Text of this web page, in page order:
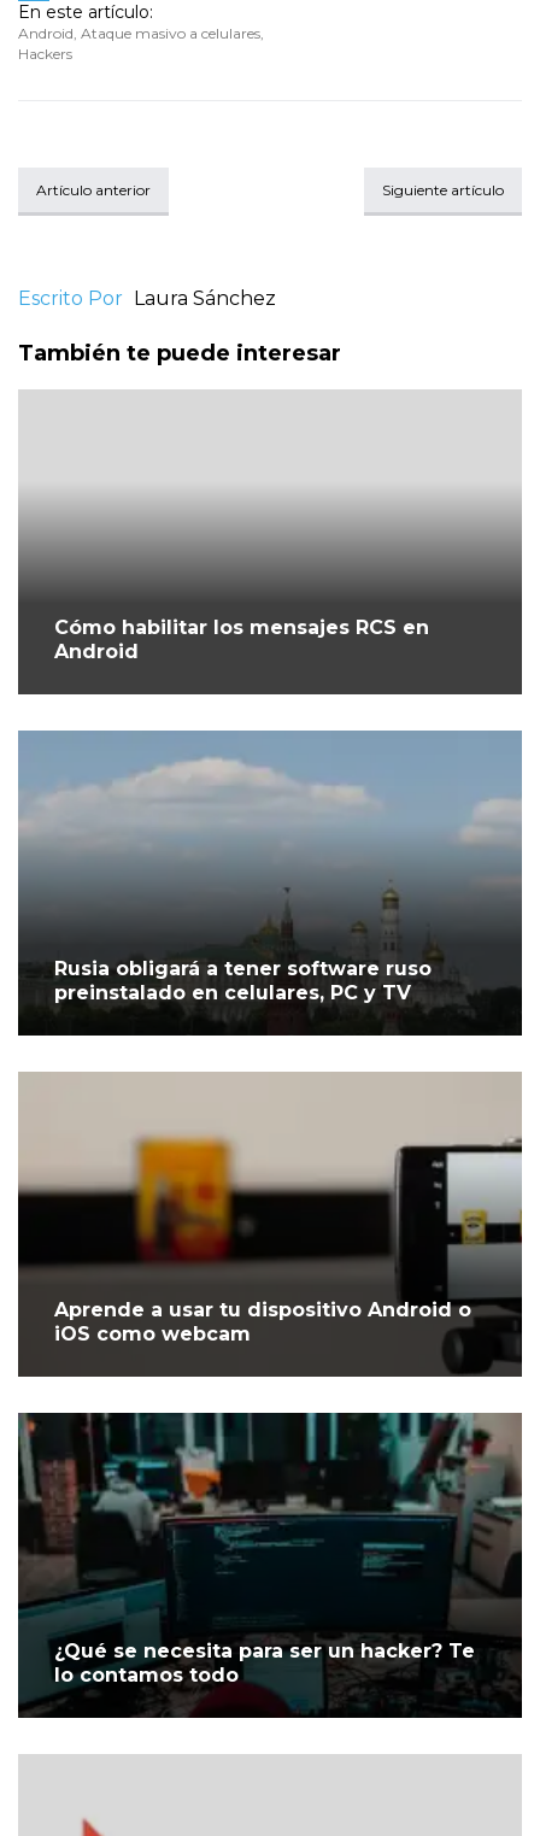
En este artículo:
Android, Ataque masivo a celulares,
Hackers
Artículo anterior Siguiente artículo
Escrito Por Laura Sánchez
También te puede interesar
Cómo habilitar los mensajes RCS en
Android
Rusia obligará a tener software ruso
preinstalado en celulares, PC y TV
Aprende a usar tu dispositivo Android o
iOS como webcam
¿Qué se necesita para ser un hacker? Te
lo contamos todo